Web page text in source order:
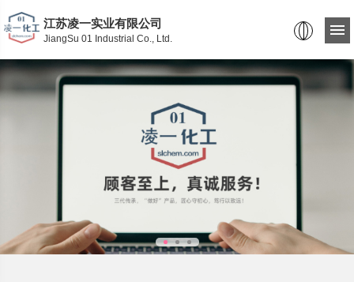
江苏凌一实业有限公司
JiangSu 01 Industrial Co., Ltd.